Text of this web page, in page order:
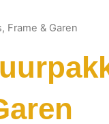
Frame & Garen